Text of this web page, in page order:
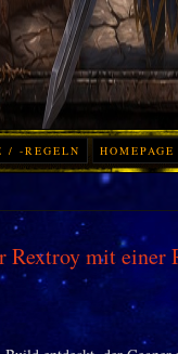
/ -REGELN
mit einer